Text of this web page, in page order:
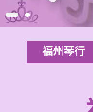
福州琴行